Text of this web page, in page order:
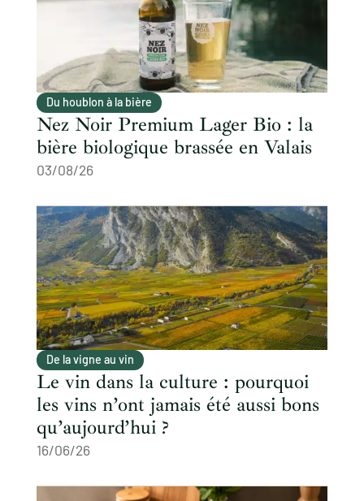
Du houblon à la bière
Nez Noir Premium Lager Bio : la
bière biologique brassée en Valais
03/08/26
De la vigne au vin
Le vin dans la culture : pourquoi
les vins n’ont jamais été aussi bons
qu’aujourd’hui ?
16/06/26